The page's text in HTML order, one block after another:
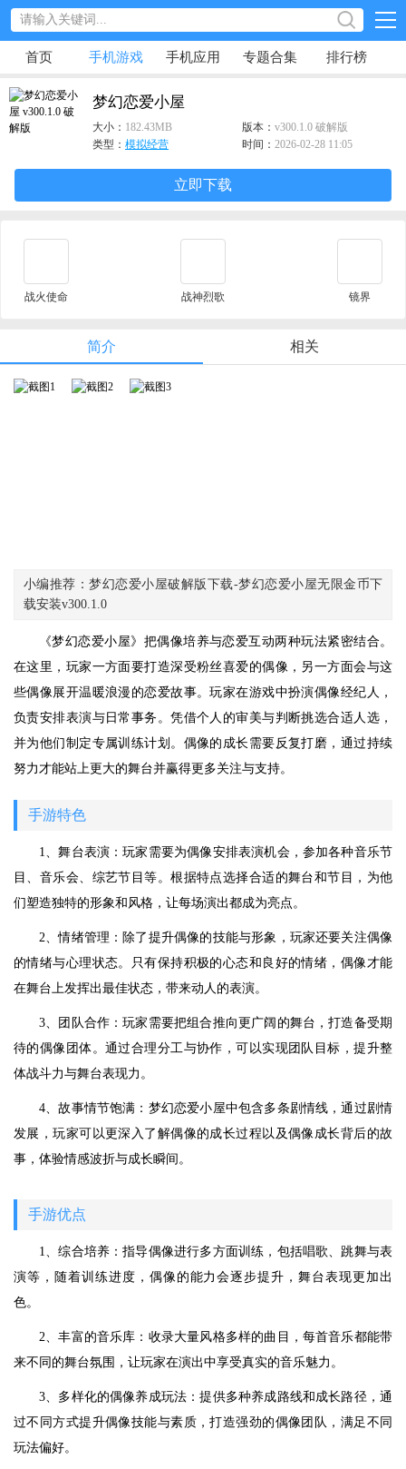
首页 手机游戏 手机应用 专题合集 排行榜
梦幻恋爱小屋
大小： 182.43MB 版本： v300.1.0 破解版
类型： 模拟经营 时间： 2026-02-28 11:05
立即下载
战火使命 战神烈歌 镜界
简介 相关
小编推荐：梦幻恋爱小屋破解版下载-梦幻恋爱小屋无限金币下
载安装v300.1.0
《梦幻恋爱小屋》把偶像培养与恋爱互动两种玩法紧密结合。
在这里，玩家一方面要打造深受粉丝喜爱的偶像，另一方面会与这
些偶像展开温暖浪漫的恋爱故事。玩家在游戏中扮演偶像经纪人，
负责安排表演与日常事务。凭借个人的审美与判断挑选合适人选，
并为他们制定专属训练计划。偶像的成长需要反复打磨，通过持续
努力才能站上更大的舞台并赢得更多关注与支持。
手游特色
1、舞台表演：玩家需要为偶像安排表演机会，参加各种音乐节
目、音乐会、综艺节目等。根据特点选择合适的舞台和节目，为他
们塑造独特的形象和风格，让每场演出都成为亮点。
2、情绪管理：除了提升偶像的技能与形象，玩家还要关注偶像
的情绪与心理状态。只有保持积极的心态和良好的情绪，偶像才能
在舞台上发挥出最佳状态，带来动人的表演。
3、团队合作：玩家需要把组合推向更广阔的舞台，打造备受期
待的偶像团体。通过合理分工与协作，可以实现团队目标，提升整
体战斗力与舞台表现力。
4、故事情节饱满：梦幻恋爱小屋中包含多条剧情线，通过剧情
发展，玩家可以更深入了解偶像的成长过程以及偶像成长背后的故
事，体验情感波折与成长瞬间。
手游优点
1、综合培养：指导偶像进行多方面训练，包括唱歌、跳舞与表
演等，随着训练进度，偶像的能力会逐步提升，舞台表现更加出
色。
2、丰富的音乐库：收录大量风格多样的曲目，每首音乐都能带
来不同的舞台氛围，让玩家在演出中享受真实的音乐魅力。
3、多样化的偶像养成玩法：提供多种养成路线和成长路径，通
过不同方式提升偶像技能与素质，打造强劲的偶像团队，满足不同
玩法偏好。